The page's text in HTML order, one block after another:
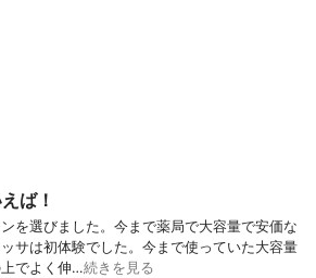
ば！
を選びました。今まで薬局で大容量で安価な
サは初体験でした。今まで使っていた大容量
でよく伸…続きを見る